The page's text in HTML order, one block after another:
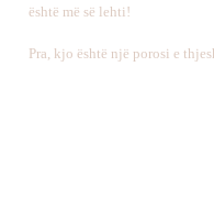
është më së lehti!
Pra, kjo është një porosi e